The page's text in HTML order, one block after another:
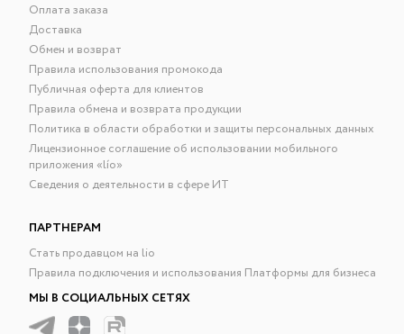
Оплата заказа
Доставка
Обмен и возврат
Правила использования промокода
Публичная оферта для клиентов
Правила обмена и возврата продукции
Политика в области обработки и защиты персональных данных
Лицензионное соглашение об использовании мобильного
приложения «lío»
Сведения о деятельности в сфере ИТ
ПАРТНЕРАМ
Стать продавцом на lio
Правила подключения и использования Платформы для бизнеса
МЫ В СОЦИАЛЬНЫХ СЕТЯХ